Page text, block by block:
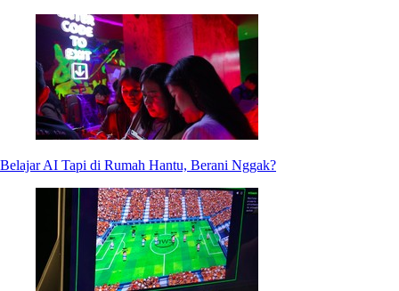
Belajar AI Tapi di Rumah Hantu, Berani Nggak?